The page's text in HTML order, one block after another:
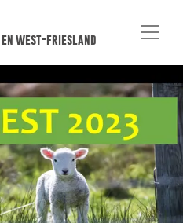
west-friesland